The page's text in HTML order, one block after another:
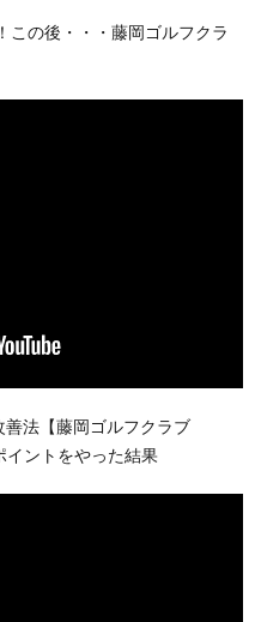
この後・・・藤岡ゴルフクラ
善法【藤岡ゴルフクラブ
イントをやった結果